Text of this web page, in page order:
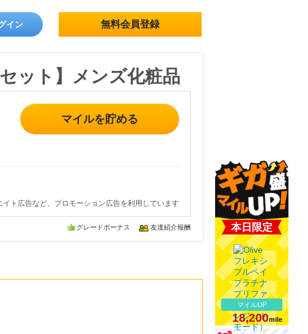
イン 無料会員登録
ット】メンズ化粧品
マイルを貯める
イト広告など、プロモーション広告を利用しています
グレードボーナス 友達紹介報酬 本日限定
マイルUP
18,200mile